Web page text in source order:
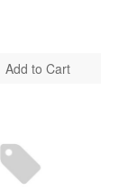
Add to Cart